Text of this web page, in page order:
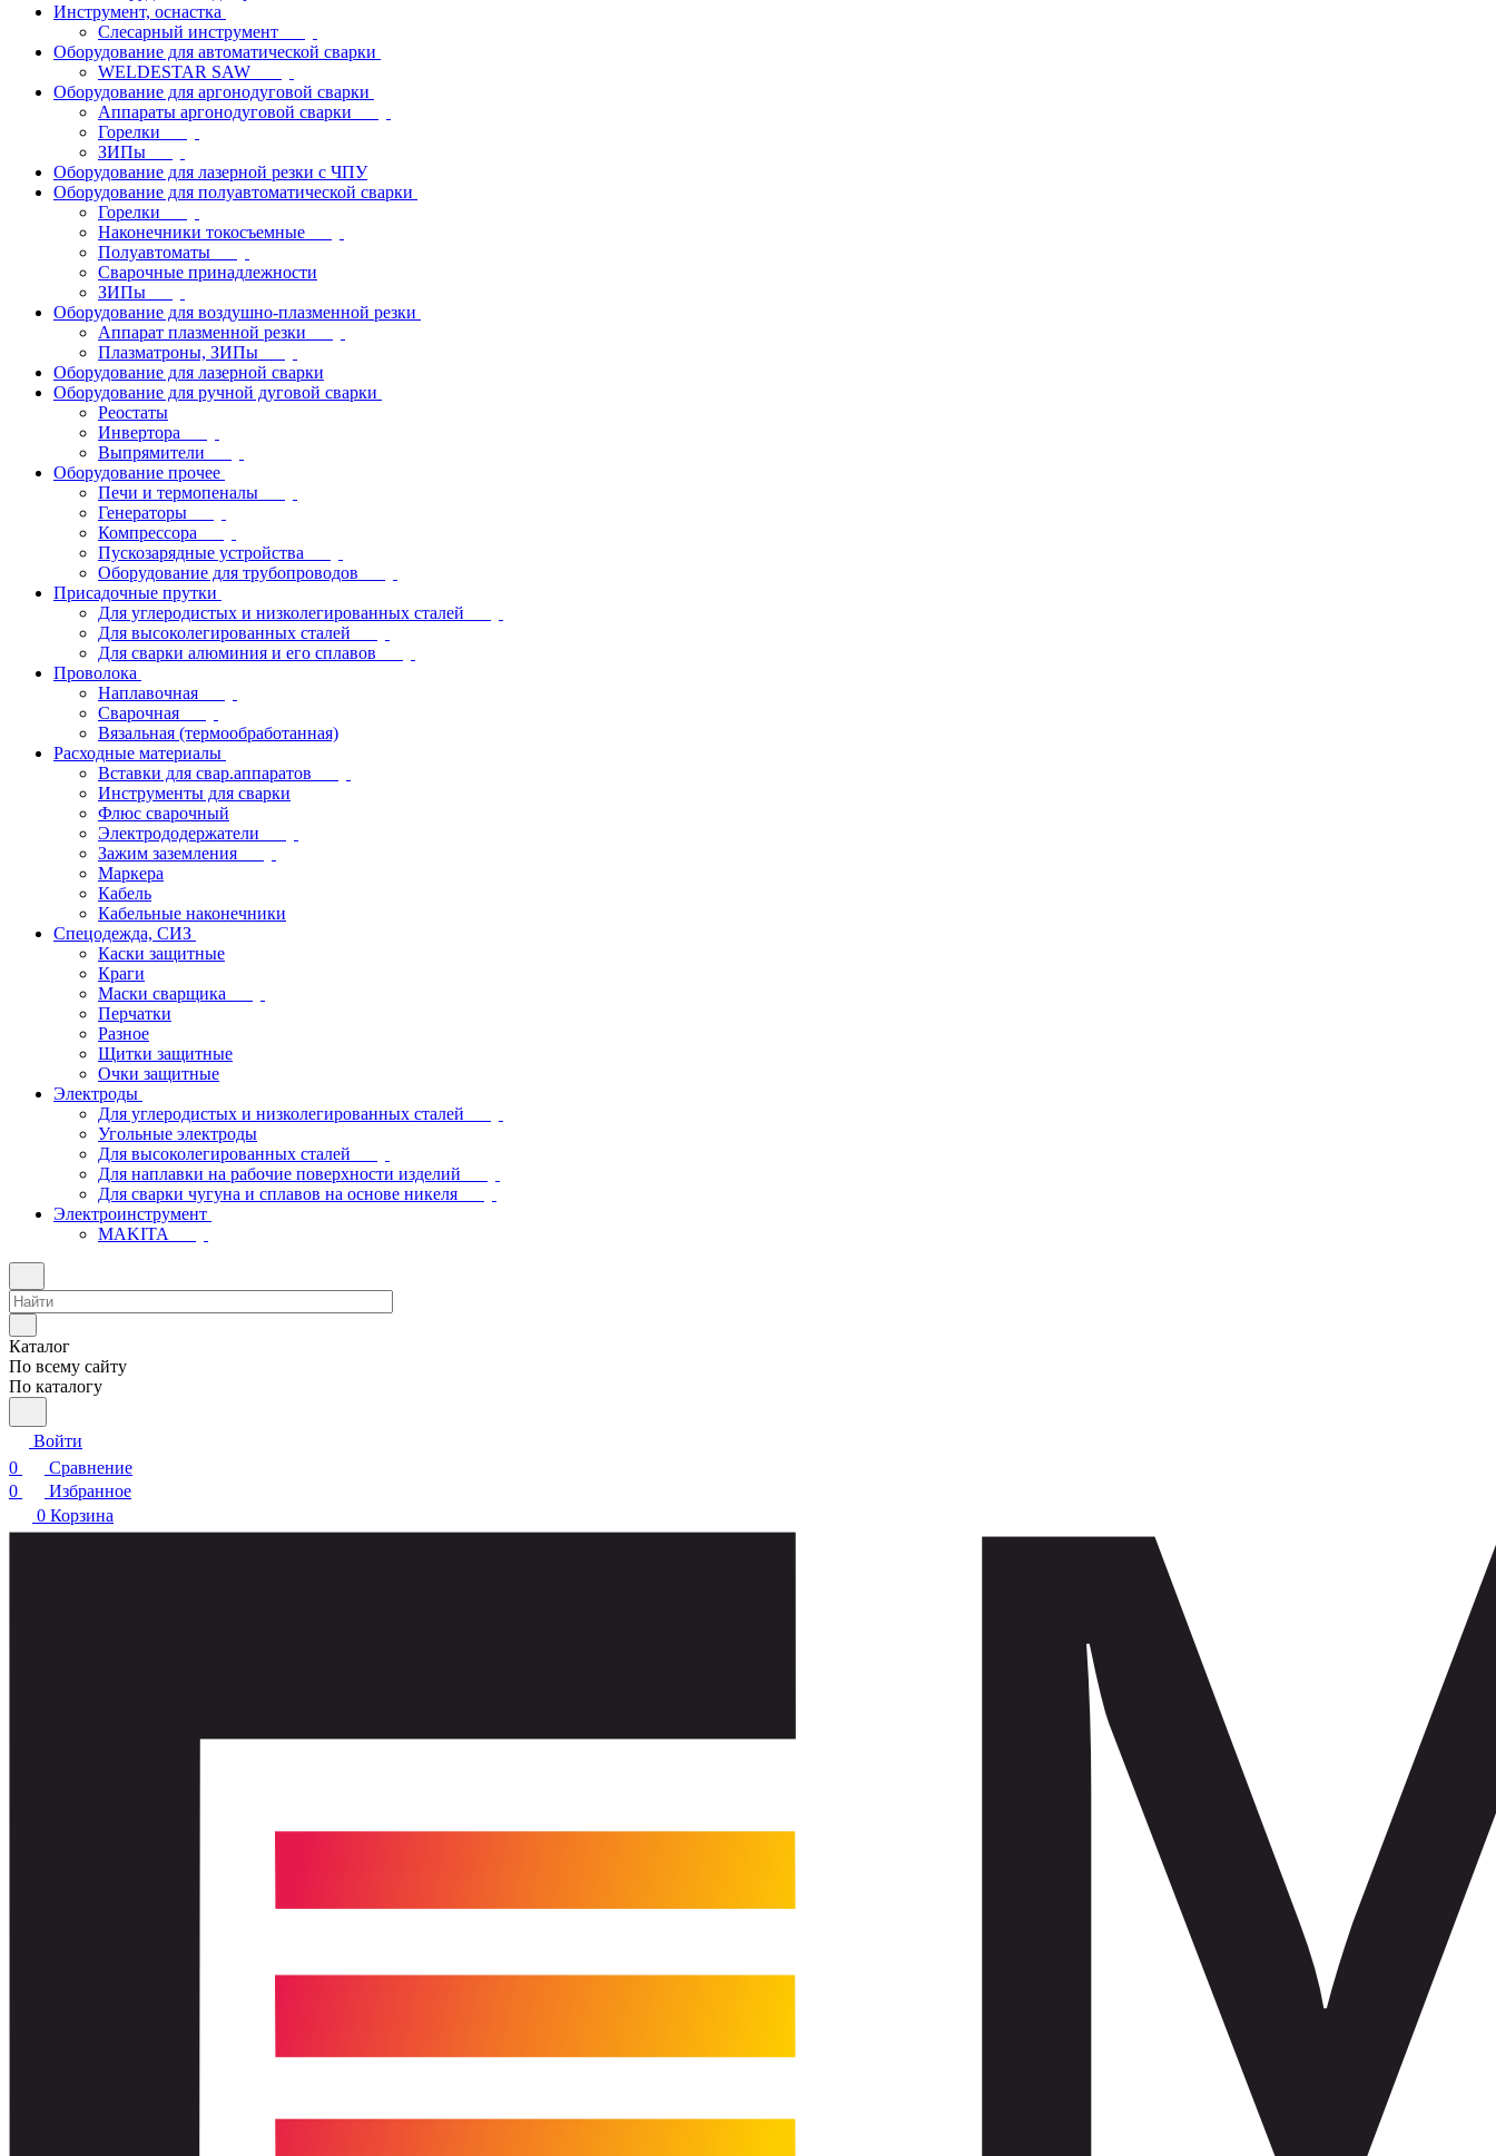
Инструмент, оснастка
Слесарный инструмент
Оборудование для автоматической сварки
WELDESTAR SAW
Оборудование для аргонодуговой сварки
Аппараты аргонодуговой сварки
Горелки
ЗИПы
Оборудование для лазерной резки с ЧПУ
Оборудование для полуавтоматической сварки
Горелки
Наконечники токосъемные
Полуавтоматы
Сварочные принадлежности
ЗИПы
Оборудование для воздушно-плазменной резки
Аппарат плазменной резки
Плазматроны, ЗИПы
Оборудование для лазерной сварки
Оборудование для ручной дуговой сварки
Реостаты
Инвертора
Выпрямители
Оборудование прочее
Печи и термопеналы
Генераторы
Компрессора
Пускозарядные устройства
Оборудование для трубопроводов
Присадочные прутки
Для углеродистых и низколегированных сталей
Для высоколегированных сталей
Для сварки алюминия и его сплавов
Проволока
Наплавочная
Сварочная
Вязальная (термообработанная)
Расходные материалы
Вставки для свар.аппаратов
Инструменты для сварки
Флюс сварочный
Электрододержатели
Зажим заземления
Маркера
Кабель
Кабельные наконечники
Спецодежда, СИЗ
Каски защитные
Краги
Маски сварщика
Перчатки
Разное
Щитки защитные
Очки защитные
Электроды
Для углеродистых и низколегированных сталей
Угольные электроды
Для высоколегированных сталей
Для наплавки на рабочие поверхности изделий
Для сварки чугуна и сплавов на основе никеля
Электроинструмент
МAKITA
Каталог
По всему сайту
По каталогу
Войти
0
Сравнение
0
Избранное
0 Корзина